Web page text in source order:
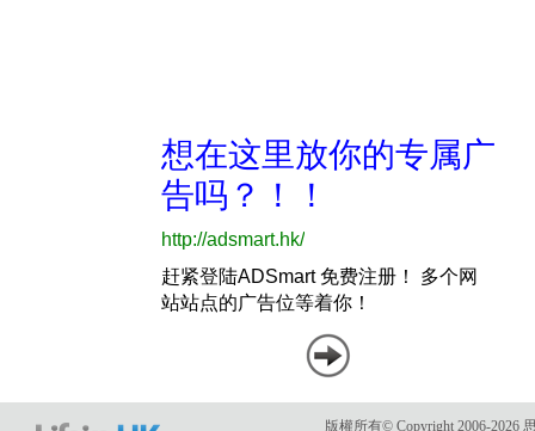
版權所有© Copyright 2006-2026